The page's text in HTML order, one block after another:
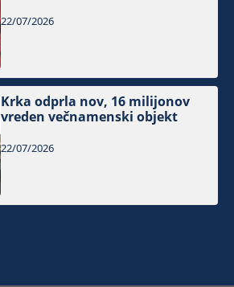
22/07/2026
Krka odprla nov, 16 milijonov
vreden večnamenski objekt
22/07/2026